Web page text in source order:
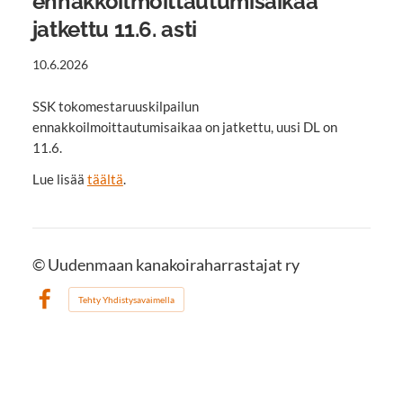
jatkettu 11.6. asti
10.6.2026
SSK tokomestaruuskilpailun
ennakkoilmoittautumisaikaa on jatkettu, uusi DL on
11.6.
Lue lisää täältä.
©Uudenmaan kanakoiraharrastajat ry
Facebook
Tehty Yhdistysavaimella